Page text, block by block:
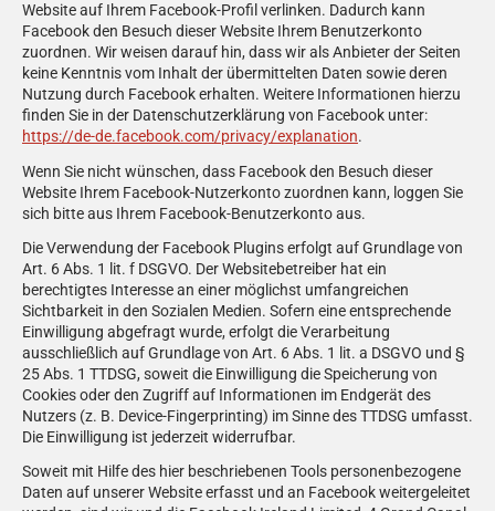
Website auf Ihrem Facebook-Profil verlinken. Dadurch kann
Facebook den Besuch dieser Website Ihrem Benutzerkonto
zuordnen. Wir weisen darauf hin, dass wir als Anbieter der Seiten
keine Kenntnis vom Inhalt der übermittelten Daten sowie deren
Nutzung durch Facebook erhalten. Weitere Informationen hierzu
finden Sie in der Datenschutzerklärung von Facebook unter:
https://de-de.facebook.com/privacy/explanation.
Wenn Sie nicht wünschen, dass Facebook den Besuch dieser
Website Ihrem Facebook-Nutzerkonto zuordnen kann, loggen Sie
sich bitte aus Ihrem Facebook-Benutzerkonto aus.
Die Verwendung der Facebook Plugins erfolgt auf Grundlage von
Art. 6 Abs. 1 lit. f DSGVO. Der Websitebetreiber hat ein
berechtigtes Interesse an einer möglichst umfangreichen
Sichtbarkeit in den Sozialen Medien. Sofern eine entsprechende
Einwilligung abgefragt wurde, erfolgt die Verarbeitung
ausschließlich auf Grundlage von Art. 6 Abs. 1 lit. a DSGVO und §
25 Abs. 1 TTDSG, soweit die Einwilligung die Speicherung von
Cookies oder den Zugriff auf Informationen im Endgerät des
Nutzers (z. B. Device-Fingerprinting) im Sinne des TTDSG umfasst.
Die Einwilligung ist jederzeit widerrufbar.
Soweit mit Hilfe des hier beschriebenen Tools personenbezogene
Daten auf unserer Website erfasst und an Facebook weitergeleitet